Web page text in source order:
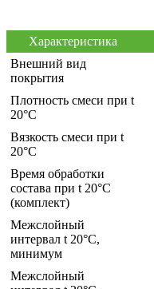
Характеристика
Внешний вид
покрытия
Плотность смеси при t
20°C
Вязкость смеси при t
20°С
Время обработки
состава при t 20°C
(комплект)
Межслойный
интервал t 20°С,
минимум
Межслойный